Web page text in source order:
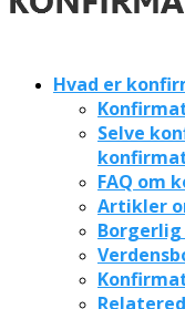
Hvad er
Selve
FAQ om
Artikler